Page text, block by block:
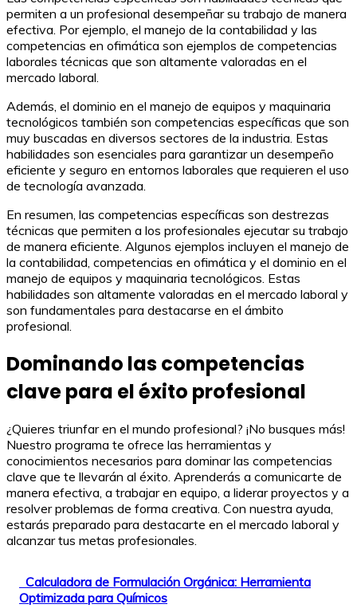
permiten a un profesional desempeñar su trabajo de manera
efectiva. Por ejemplo, el manejo de la contabilidad y las
competencias en ofimática son ejemplos de competencias
laborales técnicas que son altamente valoradas en el
mercado laboral.
Además, el dominio en el manejo de equipos y maquinaria
tecnológicos también son competencias específicas que son
muy buscadas en diversos sectores de la industria. Estas
habilidades son esenciales para garantizar un desempeño
eficiente y seguro en entornos laborales que requieren el uso
de tecnología avanzada.
En resumen, las competencias específicas son destrezas
técnicas que permiten a los profesionales ejecutar su trabajo
de manera eficiente. Algunos ejemplos incluyen el manejo de
la contabilidad, competencias en ofimática y el dominio en el
manejo de equipos y maquinaria tecnológicos. Estas
habilidades son altamente valoradas en el mercado laboral y
son fundamentales para destacarse en el ámbito
profesional.
Dominando las competencias
clave para el éxito profesional
¿Quieres triunfar en el mundo profesional? ¡No busques más!
Nuestro programa te ofrece las herramientas y
conocimientos necesarios para dominar las competencias
clave que te llevarán al éxito. Aprenderás a comunicarte de
manera efectiva, a trabajar en equipo, a liderar proyectos y a
resolver problemas de forma creativa. Con nuestra ayuda,
estarás preparado para destacarte en el mercado laboral y
alcanzar tus metas profesionales.
Calculadora de Formulación Orgánica: Herramienta
Optimizada para Químicos